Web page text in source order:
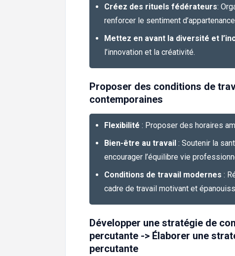
Créez des rituels fédérateurs:
renforcer le sentiment
Mettez en avant la diversité et
l’innovation et la créativité.
Proposer des conditions de
contemporaines
Flexibilité : Proposer des horaires
Bien-être au travail : Soutenir la
encourager l’équilibre vie
Conditions de travail modernes :
cadre de travail motivant et
Développer une stratégie de
percutante -> Élaborer une
percutante